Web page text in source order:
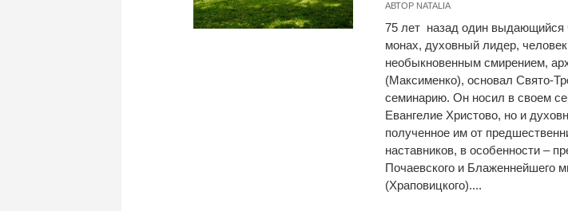
АВТОР NATALIA
75 лет назад один выдающийся
монах, духовный лидер,
необыкновенным смирением,
(Максименко), основал Свято-
семинарию. Он носил в своем
Евангелие Христово, но и
полученное им от
наставников, в особенности –
Почаевского и Блаженнейшего
(Храповицкого)....